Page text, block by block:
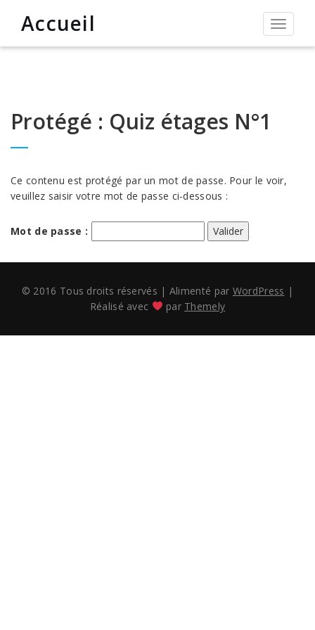
Accueil
Protégé : Quiz étages N°1
Ce contenu est protégé par un mot de passe. Pour le voir,
veuillez saisir votre mot de passe ci-dessous :
Mot de passe :
© 2016 Tous droits réservés | Alimenté par WordPress |
Réalisé avec
par Themely